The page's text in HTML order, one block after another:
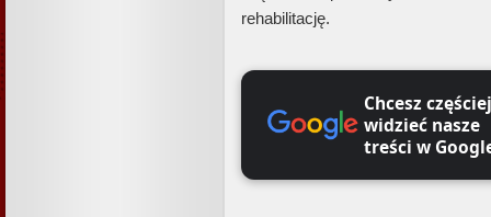
rehabilitację.
Chcesz częściej
widzieć nasze
treści w